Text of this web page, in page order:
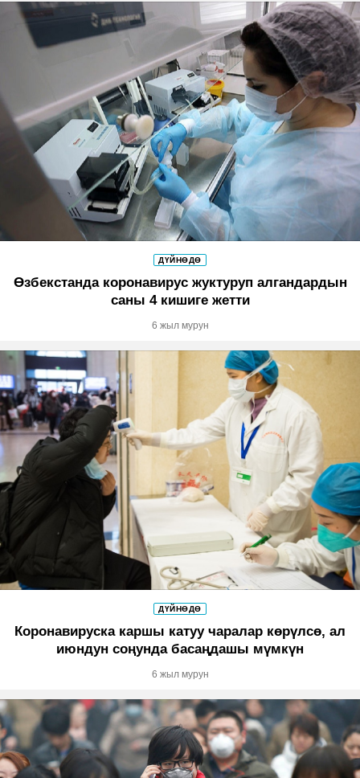
ДҮЙНӨДӨ
Өзбекстанда коронавирус жуктуруп алгандардын
саны 4 кишиге жетти
6 жыл мурун
ДҮЙНӨДӨ
Коронавируска каршы катуу чаралар көрүлсө, ал
июндун соңунда басаңдашы мүмкүн
6 жыл мурун